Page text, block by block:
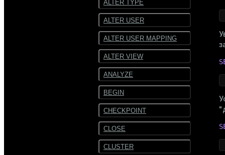
ALTER TYPE
ALTER USER
ALTER USER MAPPING
ALTER VIEW
ANALYZE
BEGIN
CHECKPOINT
CLOSE
CLUSTER